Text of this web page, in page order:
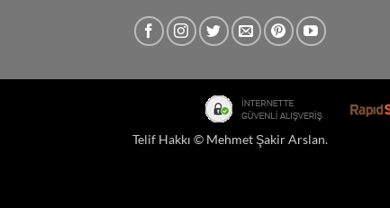
Telif Hakkı © Mehmet Şakir Arslan.